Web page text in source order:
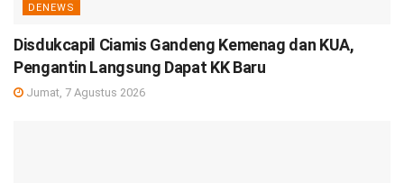
DENEWS
Disdukcapil Ciamis Gandeng Kemenag dan KUA,
Pengantin Langsung Dapat KK Baru
Jumat, 7 Agustus 2026